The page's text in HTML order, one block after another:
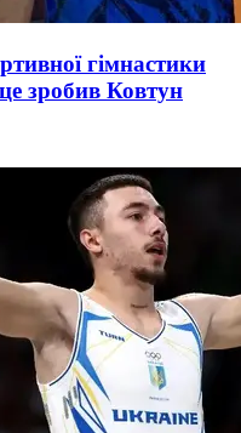
гімнастики
зробив Ковтун